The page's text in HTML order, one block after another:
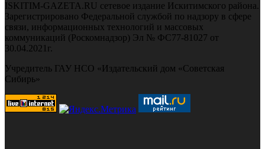
ISKITIM-GAZETA.RU сетевое издание Искитимского района.
Зарегистрировано Федеральной службой по надзору в сфере
связи, информационных технологий и массовых
коммуникаций (Роскомнадзор) Эл № ФС77-81027 от
30.04.2021г.
Учредитель ГАУ НСО «Издательский дом «Советская
Сибирь»